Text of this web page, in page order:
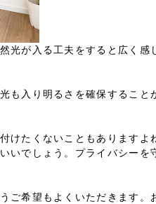
光が入る工夫をすると広く感
も入り明るさを確保すること
けたくないこともありますよ
いでしょう。プライバシーを
ご希望もよくいただきます。